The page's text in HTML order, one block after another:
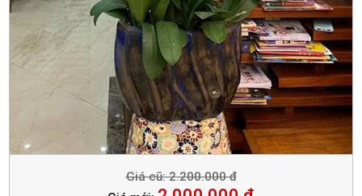
Giá cũ: 2.200.000 đ